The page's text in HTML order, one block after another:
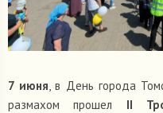
7 июня, в День города
размахом прошел II